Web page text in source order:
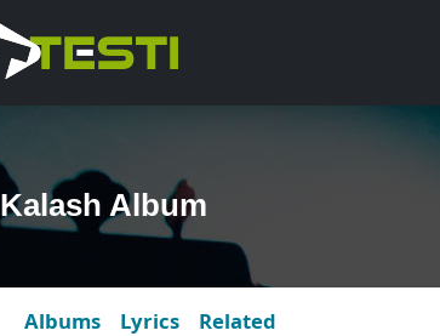
Kalash Album
Albums Lyrics Related